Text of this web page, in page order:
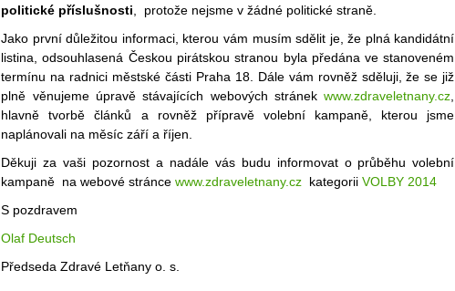
politické příslušnosti , protože nejsme v žádné politické straně.
Jako první důležitou informaci, kterou vám musím sdělit je, že plná kandidátní
listina, odsouhlasená Českou pirátskou stranou byla předána ve stanoveném
termínu na radnici městské části Praha 18. Dále vám rovněž sděluji, že se již
plně věnujeme úpravě stávajících webových stránekwww.zdraveletnany.cz
hlavně tvorbě článků a rovněž přípravě volební kampaně, kterou jsme
naplánovali na měsíc září a říjen.
Děkuji za vaši pozornost a nadále vás budu informovat o průběhu volební
kampaně na webové stráncewww.zdraveletnany.cz kategoriiVOLBY 2014
S pozdravem
Olaf Deutsch
Předseda Zdravé Letňany o. s.